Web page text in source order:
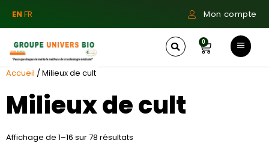
ENFR Mon compte
0
Accueil / Milieux de cult
Milieux de cult
Affichage de 1–16 sur 78 résultats